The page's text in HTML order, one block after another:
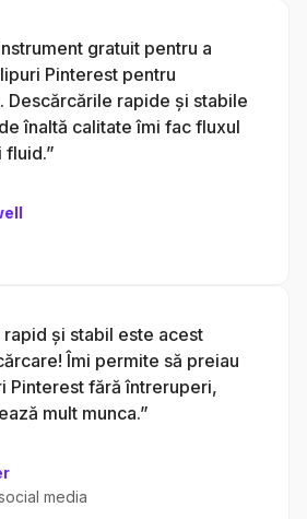
gratuit pentru a
Pinterest pentru
Descărcările rapide și stabile
înaltă calitate îmi fac fluxul
fluid.”
rapid și stabil este acest
Îmi permite să preiau
Pinterest fără întreruperi,
mult munca.”
media